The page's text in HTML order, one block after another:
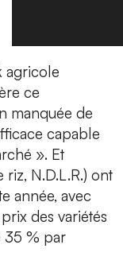
agricole
ce
manquée de
capable
». Et
riz, N.D.L.R.) ont
année, avec
des variétés
35 % par